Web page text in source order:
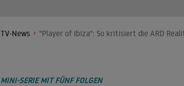
TV-News "Player of Ibiza": So kritisiert die ARD
MINI-SERIE MIT FÜNF FOLGEN